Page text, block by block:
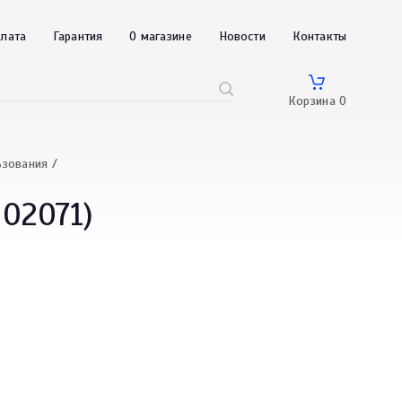
Гарантия О магазине Новости Контакты
Корзина 0